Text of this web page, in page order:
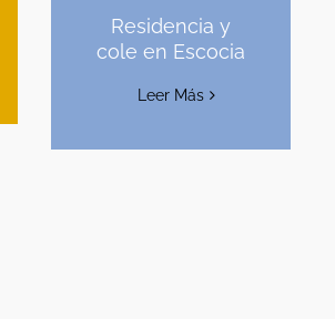
Residencia y
cole en Escocia
Leer Más